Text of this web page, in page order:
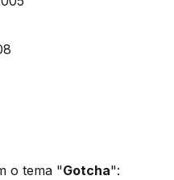
o tema "Gotcha":